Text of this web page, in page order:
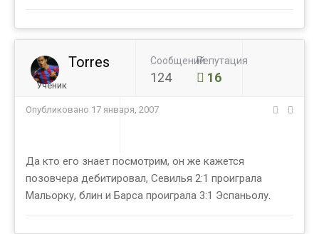
Torres
Ученик
Сообщений
124
Репутация
16
Опубликовано 17 января, 2007
Да кто его знает посмотрим, он же кажется
позовчера дебитировал, Севилья 2:1 проиграла
Мальорку, блин и Барса проиграла 3:1 Эспаньолу.